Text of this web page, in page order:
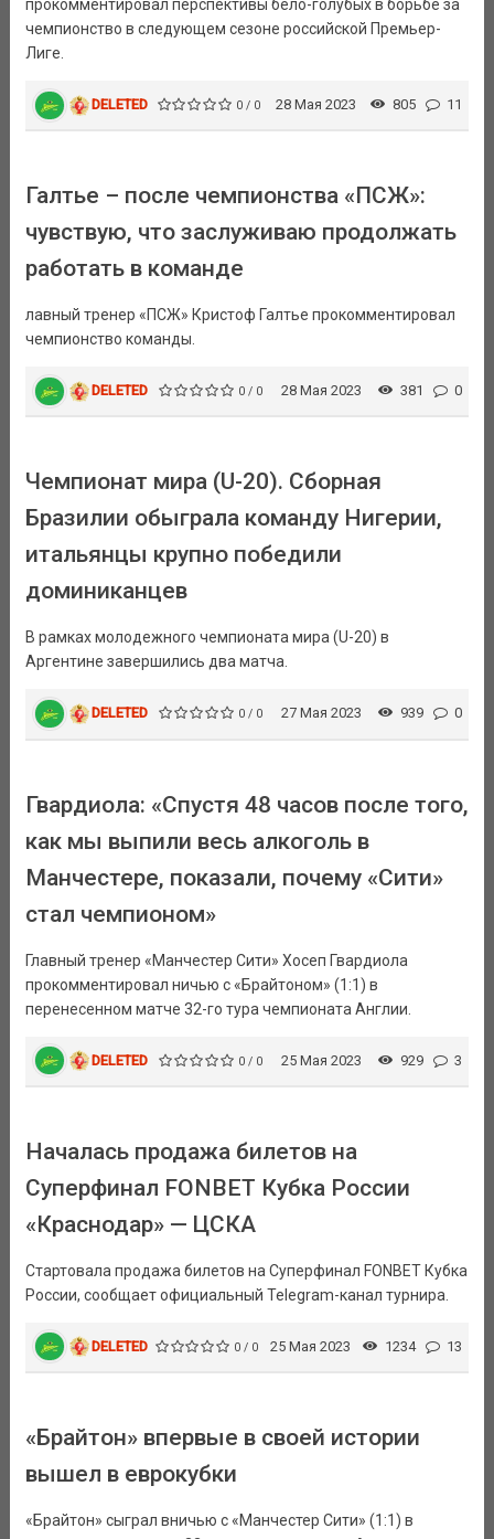
прокомментировал перспективы бело-голубых в борьбе за
чемпионство в следующем сезоне российской Премьер-
Лиге.
DELETED 0 / 0 28 Мая 2023 805 11
Галтье – после чемпионства «ПСЖ»:
чувствую, что заслуживаю продолжать
работать в команде
лавный тренер «ПСЖ» Кристоф Галтье прокомментировал
чемпионство команды.
DELETED 0 / 0 28 Мая 2023 381 0
Чемпионат мира (U-20). Сборная
Бразилии обыграла команду Нигерии,
итальянцы крупно победили
доминиканцев
В рамках молодежного чемпионата мира (U-20) в
Аргентине завершились два матча.
DELETED 0 / 0 27 Мая 2023 939 0
Гвардиола: «Спустя 48 часов после того,
как мы выпили весь алкоголь в
Манчестере, показали, почему «Сити»
стал чемпионом»
Главный тренер «Манчестер Сити» Хосеп Гвардиола
прокомментировал ничью с «Брайтоном» (1:1) в
перенесенном матче 32-го тура чемпионата Англии.
DELETED 0 / 0 25 Мая 2023 929 3
Началась продажа билетов на
Суперфинал FONBET Кубка России
«Краснодар» — ЦСКА
Стартовала продажа билетов на Суперфинал FONBET Кубка
России, сообщает официальный Telegram-канал турнира.
DELETED 0 / 0 25 Мая 2023 1234 13
«Брайтон» впервые в своей истории
вышел в еврокубки
«Брайтон» сыграл вничью с «Манчестер Сити» (1:1) в